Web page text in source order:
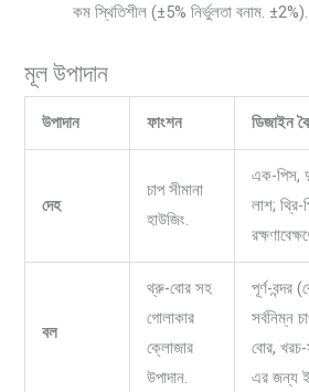
কম স্থিতিশীল (±5% নির্ভুলতা বনাম. ±2%).
মূল উপাদান
উপাদান ফাংশন ডিজাইন
দেহ
চাপ সীমানা
হাউজিং.
এক-পিস,
লাশ;
বল
থ্রু-বোর সহ
গোলাকার
ক্লোজার
উপাদান.
পূর্ণ-বন্দর
সর্বনিম্ন
বোর, খরচ-
এর জন্য